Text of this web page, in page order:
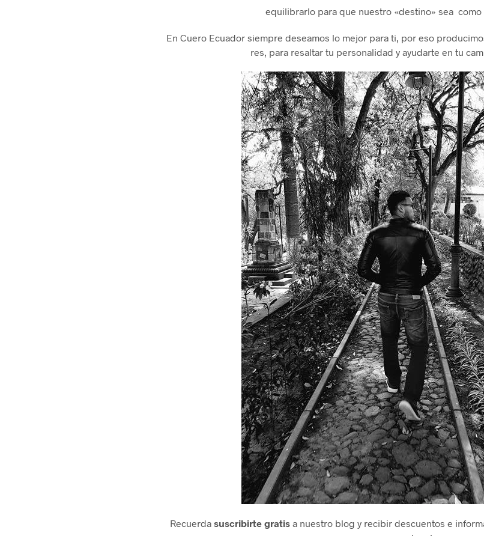
equilibrarlo para que nuestro «destino» sea como
En Cuero Ecuador siempre deseamos lo mejor para ti, por eso
res, para resaltar tu personalidad y ayudarte en tu
Recuerdasuscribirte gratis a nuestro blog y recibir descuentos e